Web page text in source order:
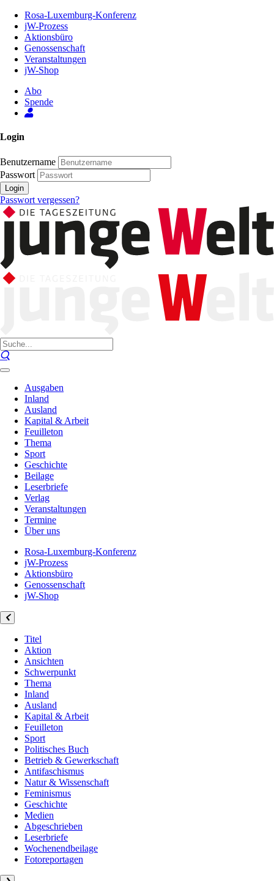
Inhalt
Seite
Rosa-Luxemburg-Konferenz
jW-Prozess
Aktionsbüro
Genossenschaft
Veranstaltungen
jW-Shop
Abo
Spende
Login
Benutzername
Passwort
Login
Passwort vergessen?
Ausgaben
Inland
Ausland
Kapital & Arbeit
Feuilleton
Thema
Sport
Geschichte
Beilage
Leserbriefe
Verlag
Veranstaltungen
Termine
Über uns
Rosa-Luxemburg-Konferenz
jW-Prozess
Aktionsbüro
Genossenschaft
jW-Shop
Titel
Aktion
Ansichten
Schwerpunkt
Thema
Inland
Ausland
Kapital & Arbeit
Feuilleton
Sport
Politisches Buch
Betrieb & Gewerkschaft
Antifaschismus
Natur & Wissenschaft
Feminismus
Geschichte
Medien
Abgeschrieben
Leserbriefe
Wochenendbeilage
Fotoreportagen